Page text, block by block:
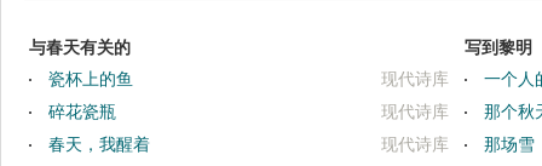
与春天有关的
现代诗库
瓷杯上的鱼
现代诗库
碎花瓷瓶
现代诗库
春天，我醒着
写到黎明
一个人
那个秋
那场雪